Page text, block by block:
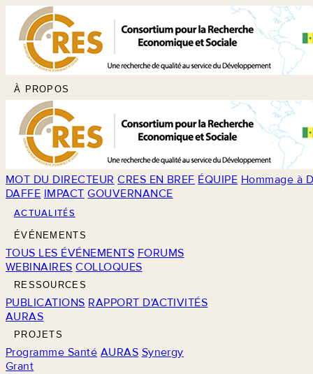
À PROPOS
MOT DU DIRECTEUR CRES EN BREF ÉQUIPE Hommage à
DAFFE IMPACT GOUVERNANCE
ACTUALITÉS
ÉVÉNEMENTS
TOUS LES ÉVÉNEMENTS FORUMS
WEBINAIRES COLLOQUES
RESSOURCES
PUBLICATIONS RAPPORT D'ACTIVITÉS
AURAS
PROJETS
Programme Santé AURAS Synergy
Grant